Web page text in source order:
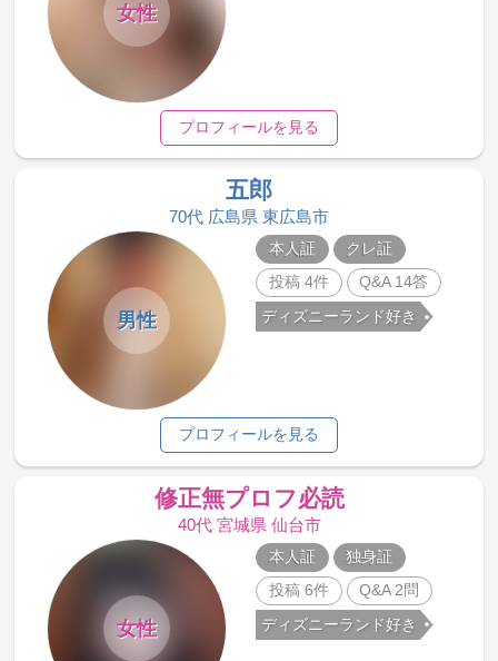
女性
プロフィールを見る
五郎
70代 広島県 東広島市
男性
本人証
クレ証
投稿 4件
Q&A 14答
ディズニーランド好き
プロフィールを見る
修正無プロフ必読
40代 宮城県 仙台市
女性
本人証
独身証
投稿 6件
Q&A 2問
ディズニーランド好き